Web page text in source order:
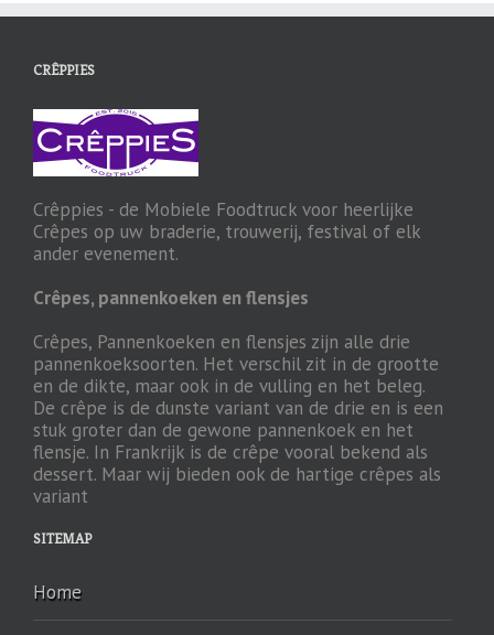
CRÊPPIES
Crêppies - de Mobiele Foodtruck voor heerlijke
Crêpes op uw braderie, trouwerij, festival of elk
ander evenement.
Crêpes, pannenkoeken en flensjes
Crêpes, Pannenkoeken en flensjes zijn alle drie
pannenkoeksoorten. Het verschil zit in de grootte
en de dikte, maar ook in de vulling en het beleg.
De crêpe is de dunste variant van de drie en is een
stuk groter dan de gewone pannenkoek en het
flensje. In Frankrijk is de crêpe vooral bekend als
dessert. Maar wij bieden ook de hartige crêpes als
variant
SITEMAP
Home